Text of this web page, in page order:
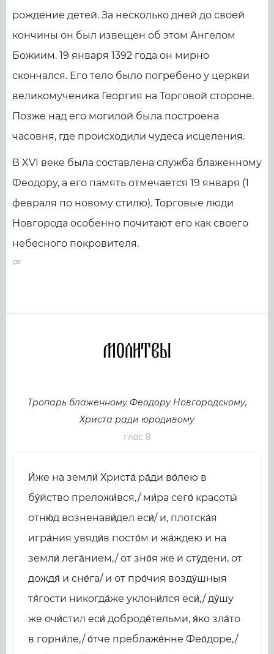
рождение детей. За несколько дней до своей
кончины он был извещен об этом Ангелом
Божиим. 19 января 1392 года он мирно
скончался. Его тело было погребено у церкви
великомученика Георгия на Торговой стороне.
Позже над его могилой была построена
часовня, где происходили чудеса исцеления.
В XVI веке была составлена служба блаженному
Феодору, а его память отмечается 19 января (1
февраля по новому стилю). Торговые люди
Новгорода особенно почитают его как своего
небесного покровителя.
Молитвы
Тропарь блаженному Феодору Новгородскому,
Христа ради юродивому
глас 8
И́же на земли́ Христа́ ра́ди во́лею в
бу́йство преложи́вся,/ ми́ра сего́ красоты́
отню́д возненави́дел еси́/ и, плотска́я
игра́ния увяди́в посто́м и жа́ждею и на
земли́ лега́нием,/ от зно́я же и сту́дени, от
дождя́ и сне́га/ и от про́чия возду́шныя
тя́гости никогда́же уклони́лся еси́,/ ду́шу
же очи́стил еси́ доброде́тельми, я́ко зла́то
в горни́ле,/ о́тче преблаже́нне Фео́доре,/